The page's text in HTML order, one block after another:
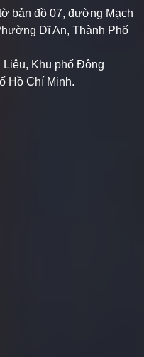
bản đồ 07, đường Mạch
Dĩ An, Thành Phố
Khu phố Đông
Hồ Chí Minh.